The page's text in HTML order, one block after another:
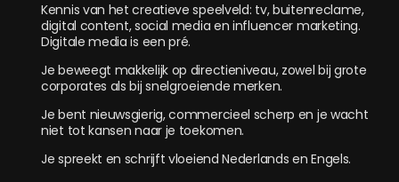
Kennis van het creatieve speelveld: tv, buitenreclame,
digital content, social media en influencer marketing.
Digitale media is een pré.
Je beweegt makkelijk op directieniveau, zowel bij grote
corporates als bij snelgroeiende merken.
Je bent nieuwsgierig, commercieel scherp en je wacht
niet tot kansen naar je toekomen.
Je spreekt en schrijft vloeiend Nederlands en Engels.